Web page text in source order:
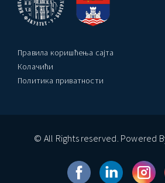
Правила коришћења сајта
Колачићи
Политика приватности
© All Rights reserved. Powered